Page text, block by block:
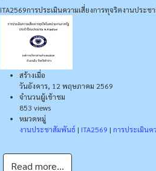
ITA2569การประเมินความเสี่ยงการทุจริตงานประช
สร้างเมื่อ
วันอังคาร, 12 พฤษภาคม 2569
จำนวนผู้เข้าชม
853 views
หมวดหมู่
งานประชาสัมพันธ์ | ITA2569 | การประเมินค
Read more...